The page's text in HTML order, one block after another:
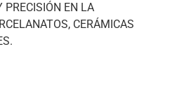
PRECISIÓN EN LA
CERÁMICAS